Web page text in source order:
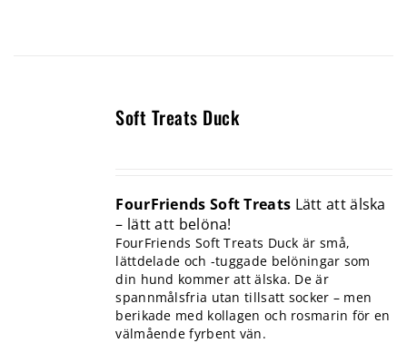
Soft Treats Duck
FourFriends Soft Treats Lätt att älska
– lätt att belöna!
FourFriends Soft Treats Duck är små,
lättdelade och -tuggade belöningar som
din hund kommer att älska. De är
spannmålsfria utan tillsatt socker – men
berikade med kollagen och rosmarin för en
välmående fyrbent vän.